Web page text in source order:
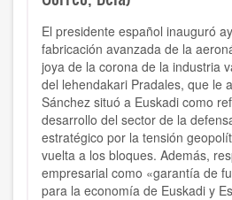
El presidente español inauguró
fabricación avanzada de la
joya de la corona de la industria
del lehendakari Pradales, que le
Sánchez situó a Euskadi como
desarrollo del sector de la
estratégico por la tensión
vuelta a los bloques. Además,
empresarial como «garantía de
para la economía de Euskadi y